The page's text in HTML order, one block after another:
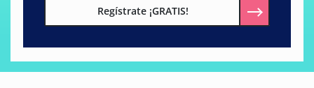
Regístrate ¡GRATIS!